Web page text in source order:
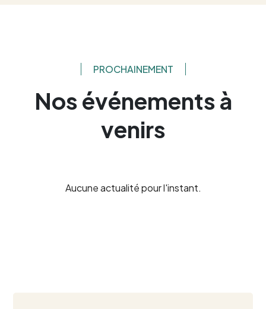
PROCHAINEMENT
Nos événements à
venirs
Aucune actualité pour l'instant.